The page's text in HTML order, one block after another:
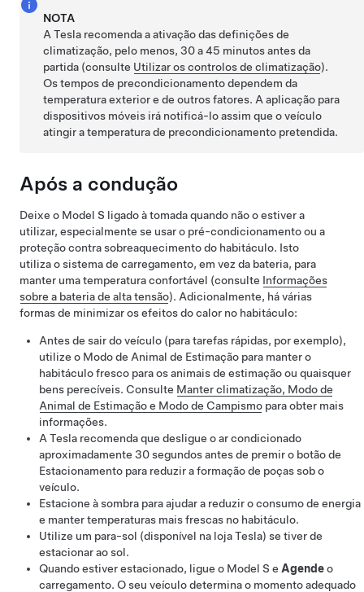
NOTA
A Tesla recomenda a ativação das definições de
climatização, pelo menos, 30 a 45 minutos antes da
partida (consulte Utilizar os controlos de climatização).
Os tempos de precondicionamento dependem da
temperatura exterior e de outros fatores. A aplicação para
dispositivos móveis irá notificá-lo assim que o veículo
atingir a temperatura de precondicionamento pretendida.
Após a condução
Deixe o Model S ligado à tomada quando não o estiver a
utilizar, especialmente se usar o pré-condicionamento ou a
proteção contra sobreaquecimento do habitáculo. Isto
utiliza o sistema de carregamento, em vez da bateria, para
manter uma temperatura confortável (consulte Informações
sobre a bateria de alta tensão). Adicionalmente, há várias
formas de minimizar os efeitos do calor no habitáculo:
Antes de sair do veículo (para tarefas rápidas, por exemplo),
utilize o Modo de Animal de Estimação para manter o
habitáculo fresco para os animais de estimação ou quaisquer
bens perecíveis. Consulte Manter climatização, Modo de
Animal de Estimação e Modo de Campismo para obter mais
informações.
A Tesla recomenda que desligue o ar condicionado
aproximadamente 30 segundos antes de premir o botão de
Estacionamento para reduzir a formação de poças sob o
veículo.
Estacione à sombra para ajudar a reduzir o consumo de energia
e manter temperaturas mais frescas no habitáculo.
Utilize um para-sol (disponível na loja Tesla) se tiver de
estacionar ao sol.
Quando estiver estacionado, ligue o Model S e Agendeo
carregamento. O seu veículo determina o momento adequado